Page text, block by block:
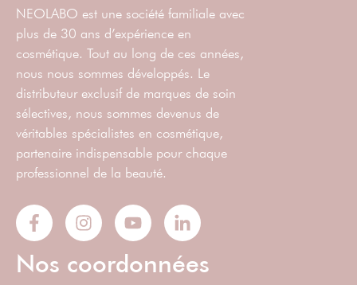
NEOLABO est une société familiale avec
plus de 30 ans d’expérience en
cosmétique. Tout au long de ces années,
nous nous sommes développés. Le
distributeur exclusif de marques de soin
sélectives, nous sommes devenus de
véritables spécialistes en cosmétique,
partenaire indispensable pour chaque
professionnel de la beauté.
Nos coordonnées